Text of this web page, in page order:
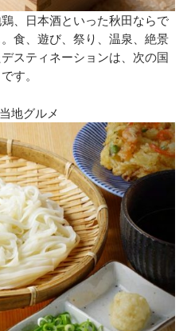
、日本酒といった秋田ならで
食、遊び、祭り、温泉、絶景
スティネーションは、次の国
す。
地グルメ